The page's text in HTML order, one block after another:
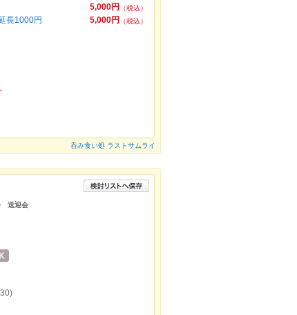
5,000円
（税込）
5,000円
（税込）
長1000円
呑み食い処 ラストサムライ
送迎会